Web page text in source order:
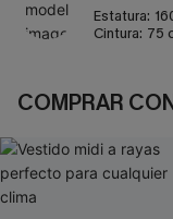
Estatura:
Cintura: 75
COMPRAR